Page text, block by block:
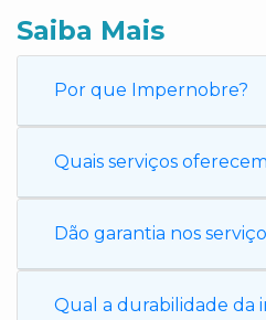
Saiba Mais
Por que Impernobre?
Quais serviços
Dão garantia nos
Qual a durabilidade da